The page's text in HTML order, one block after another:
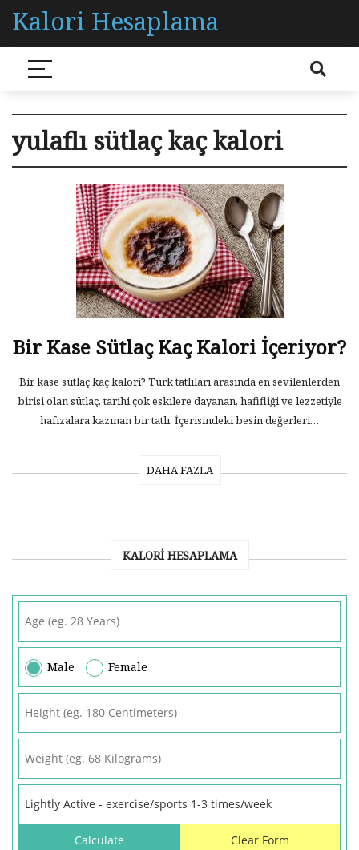
Kalori Hesaplama
yulaflı sütlaç kaç kalori
Bir Kase Sütlaç Kaç Kalori İçeriyor?
Bir kase sütlaç kaç kalori? Türk tatlıları arasında en sevilenlerden
birisi olan sütlaç, tarihi çok eskilere dayanan, hafifliği ve lezzetiyle
hafızalara kazınan bir tatlı. İçerisindeki besin değerleri…
DAHA FAZLA
KALORI HESAPLAMA
Male Female